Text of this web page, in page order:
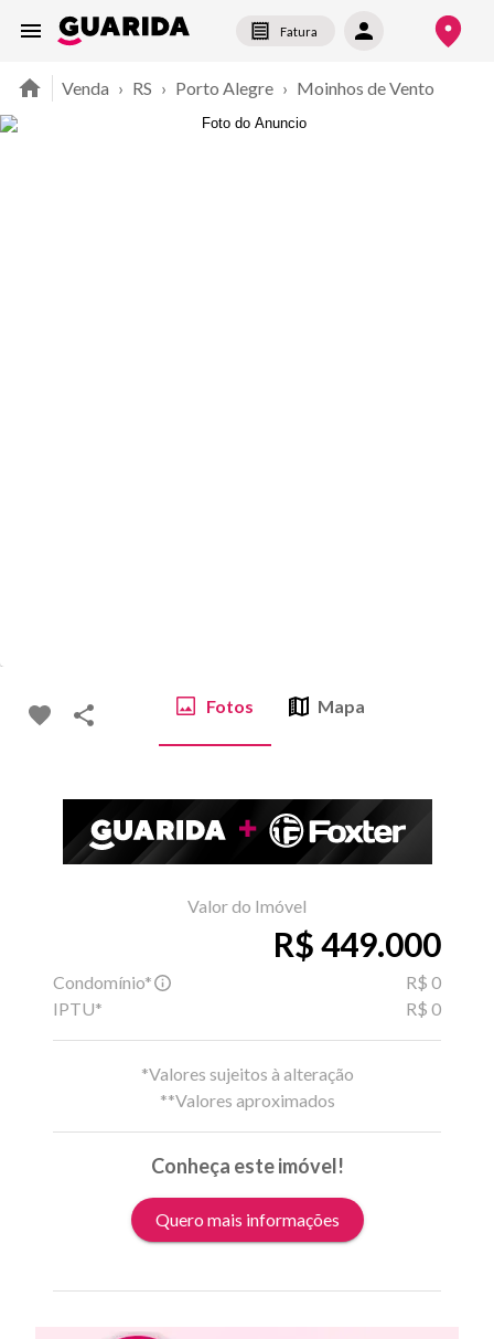
Fatura
Venda › RS › Porto Alegre › Moinhos de Vento
Fotos Mapa
Valor do Imóvel
R$ 449.000
Condomínio*
R$ 0
IPTU*
R$ 0
*Valores sujeitos à alteração
**Valores aproximados
Conheça este imóvel!
Quero mais informações